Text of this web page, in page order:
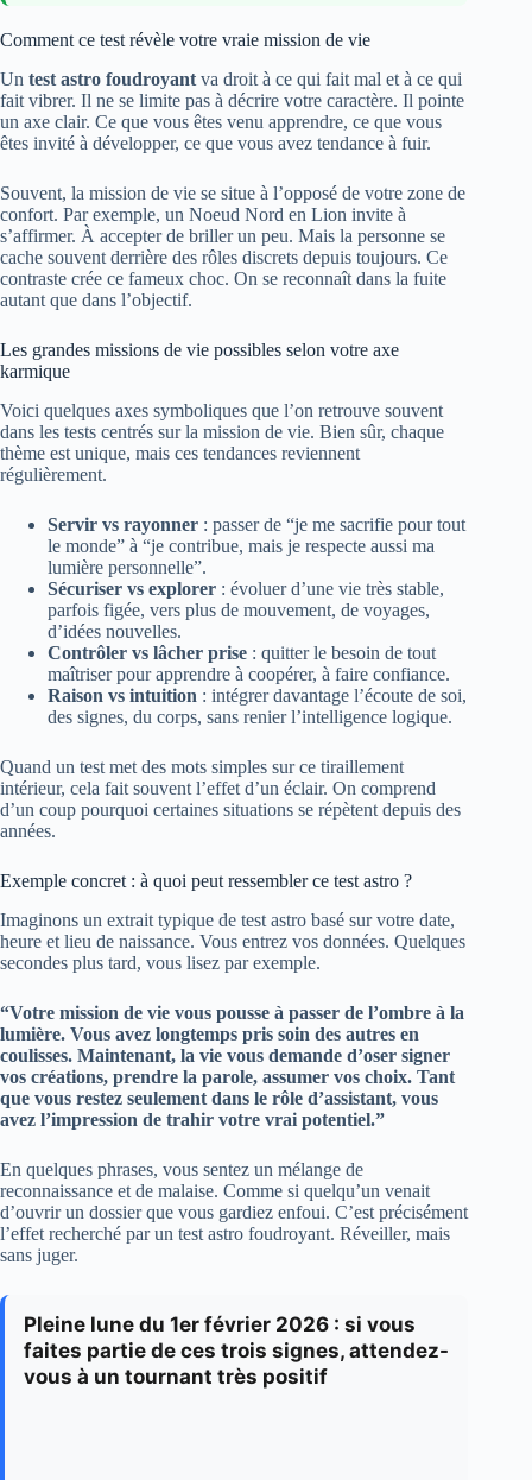
Comment ce test révèle votre vraie mission de vie
Un test astro foudroyant va droit à ce qui fait mal et à ce qui
fait vibrer. Il ne se limite pas à décrire votre caractère. Il pointe
un axe clair. Ce que vous êtes venu apprendre, ce que vous
êtes invité à développer, ce que vous avez tendance à fuir.
Souvent, la mission de vie se situe à l’opposé de votre zone de
confort. Par exemple, un Noeud Nord en Lion invite à
s’affirmer. À accepter de briller un peu. Mais la personne se
cache souvent derrière des rôles discrets depuis toujours. Ce
contraste crée ce fameux choc. On se reconnaît dans la fuite
autant que dans l’objectif.
Les grandes missions de vie possibles selon votre axe
karmique
Voici quelques axes symboliques que l’on retrouve souvent
dans les tests centrés sur la mission de vie. Bien sûr, chaque
thème est unique, mais ces tendances reviennent
régulièrement.
Servir vs rayonner : passer de “je me sacrifie pour tout
le monde” à “je contribue, mais je respecte aussi ma
lumière personnelle”.
Sécuriser vs explorer : évoluer d’une vie très stable,
parfois figée, vers plus de mouvement, de voyages,
d’idées nouvelles.
Contrôler vs lâcher prise : quitter le besoin de tout
maîtriser pour apprendre à coopérer, à faire confiance.
Raison vs intuition : intégrer davantage l’écoute de soi,
des signes, du corps, sans renier l’intelligence logique.
Quand un test met des mots simples sur ce tiraillement
intérieur, cela fait souvent l’effet d’un éclair. On comprend
d’un coup pourquoi certaines situations se répètent depuis des
années.
Exemple concret : à quoi peut ressembler ce test astro ?
Imaginons un extrait typique de test astro basé sur votre date,
heure et lieu de naissance. Vous entrez vos données. Quelques
secondes plus tard, vous lisez par exemple.
“Votre mission de vie vous pousse à passer de l’ombre à la
lumière. Vous avez longtemps pris soin des autres en
coulisses. Maintenant, la vie vous demande d’oser signer
vos créations, prendre la parole, assumer vos choix. Tant
que vous restez seulement dans le rôle d’assistant, vous
avez l’impression de trahir votre vrai potentiel.”
En quelques phrases, vous sentez un mélange de
reconnaissance et de malaise. Comme si quelqu’un venait
d’ouvrir un dossier que vous gardiez enfoui. C’est précisément
l’effet recherché par un test astro foudroyant. Réveiller, mais
sans juger.
Pleine lune du 1er février 2026 : si vous
faites partie de ces trois signes, attendez-
vous à un tournant très positif